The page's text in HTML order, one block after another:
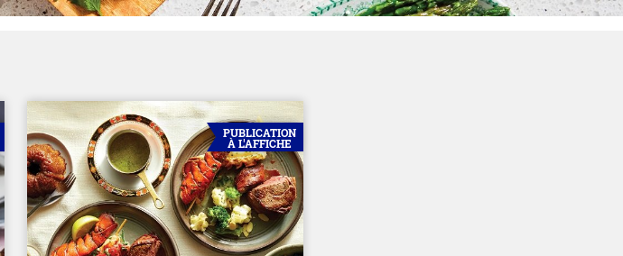
PUBLICATION
À L'AFFICHE